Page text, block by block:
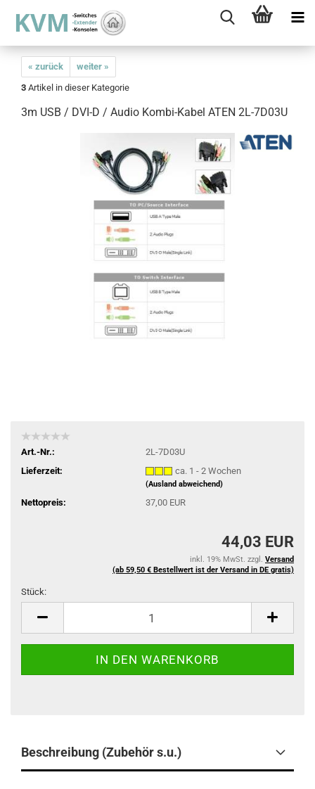
« zurück
weiter »
3 Artikel in dieser Kategorie
3m USB / DVI-D / Audio Kombi-Kabel ATEN 2L-7D03U
Art.-Nr.:
2L-7D03U
Lieferzeit:
ca. 1 - 2 Wochen
(Ausland abweichend)
Nettopreis: 37,00 EUR
44,03 EUR
inkl. 19% MwSt. zzgl. Versand
(ab 59,50 € Bestellwert ist der Versand in DE gratis)
Stück:
Beschreibung (Zubehör s.u.)